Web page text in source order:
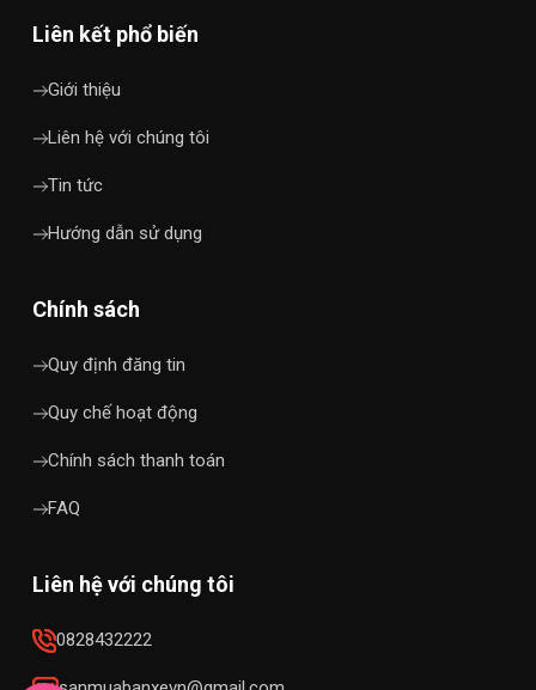
Liên kết phổ biến
Giới thiệu
Liên hệ với chúng tôi
Tin tức
Hướng dẫn sử dụng
Chính sách
Quy định đăng tin
Quy chế hoạt động
Chính sách thanh toán
FAQ
Liên hệ với chúng tôi
0828432222